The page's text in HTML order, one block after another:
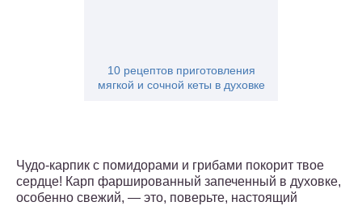
10 рецептов приготовления
мягкой и сочной кеты в духовке
Чудо-карпик с помидорами и грибами покорит твое
сердце! Карп фаршированный запеченный в духовке,
особенно свежий, — это, поверьте, настоящий